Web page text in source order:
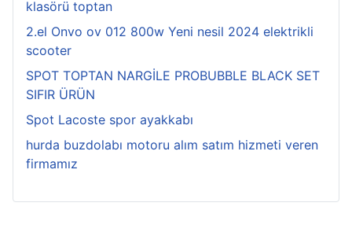
klasörü toptan
2.el Onvo ov 012 800w Yeni nesil 2024 elektrikli
scooter
SPOT TOPTAN NARGİLE PROBUBBLE BLACK SET
SIFIR ÜRÜN
Spot Lacoste spor ayakkabı
hurda buzdolabı motoru alım satım hizmeti veren
firmamız